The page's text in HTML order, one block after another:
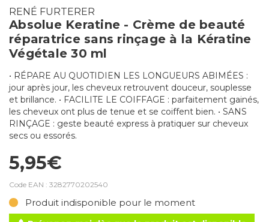
RENÉ FURTERER
Absolue Keratine - Crème de beauté
réparatrice sans rinçage à la Kératine
Végétale 30 ml
• RÉPARE AU QUOTIDIEN LES LONGUEURS ABIMÉES :
jour après jour, les cheveux retrouvent douceur, souplesse
et brillance. • FACILITE LE COIFFAGE : parfaitement gainés,
les cheveux ont plus de tenue et se coiffent bien. • SANS
RINÇAGE : geste beauté express à pratiquer sur cheveux
secs ou essorés.
5,95€
Code EAN : 3282770202540
Produit indisponible pour le moment